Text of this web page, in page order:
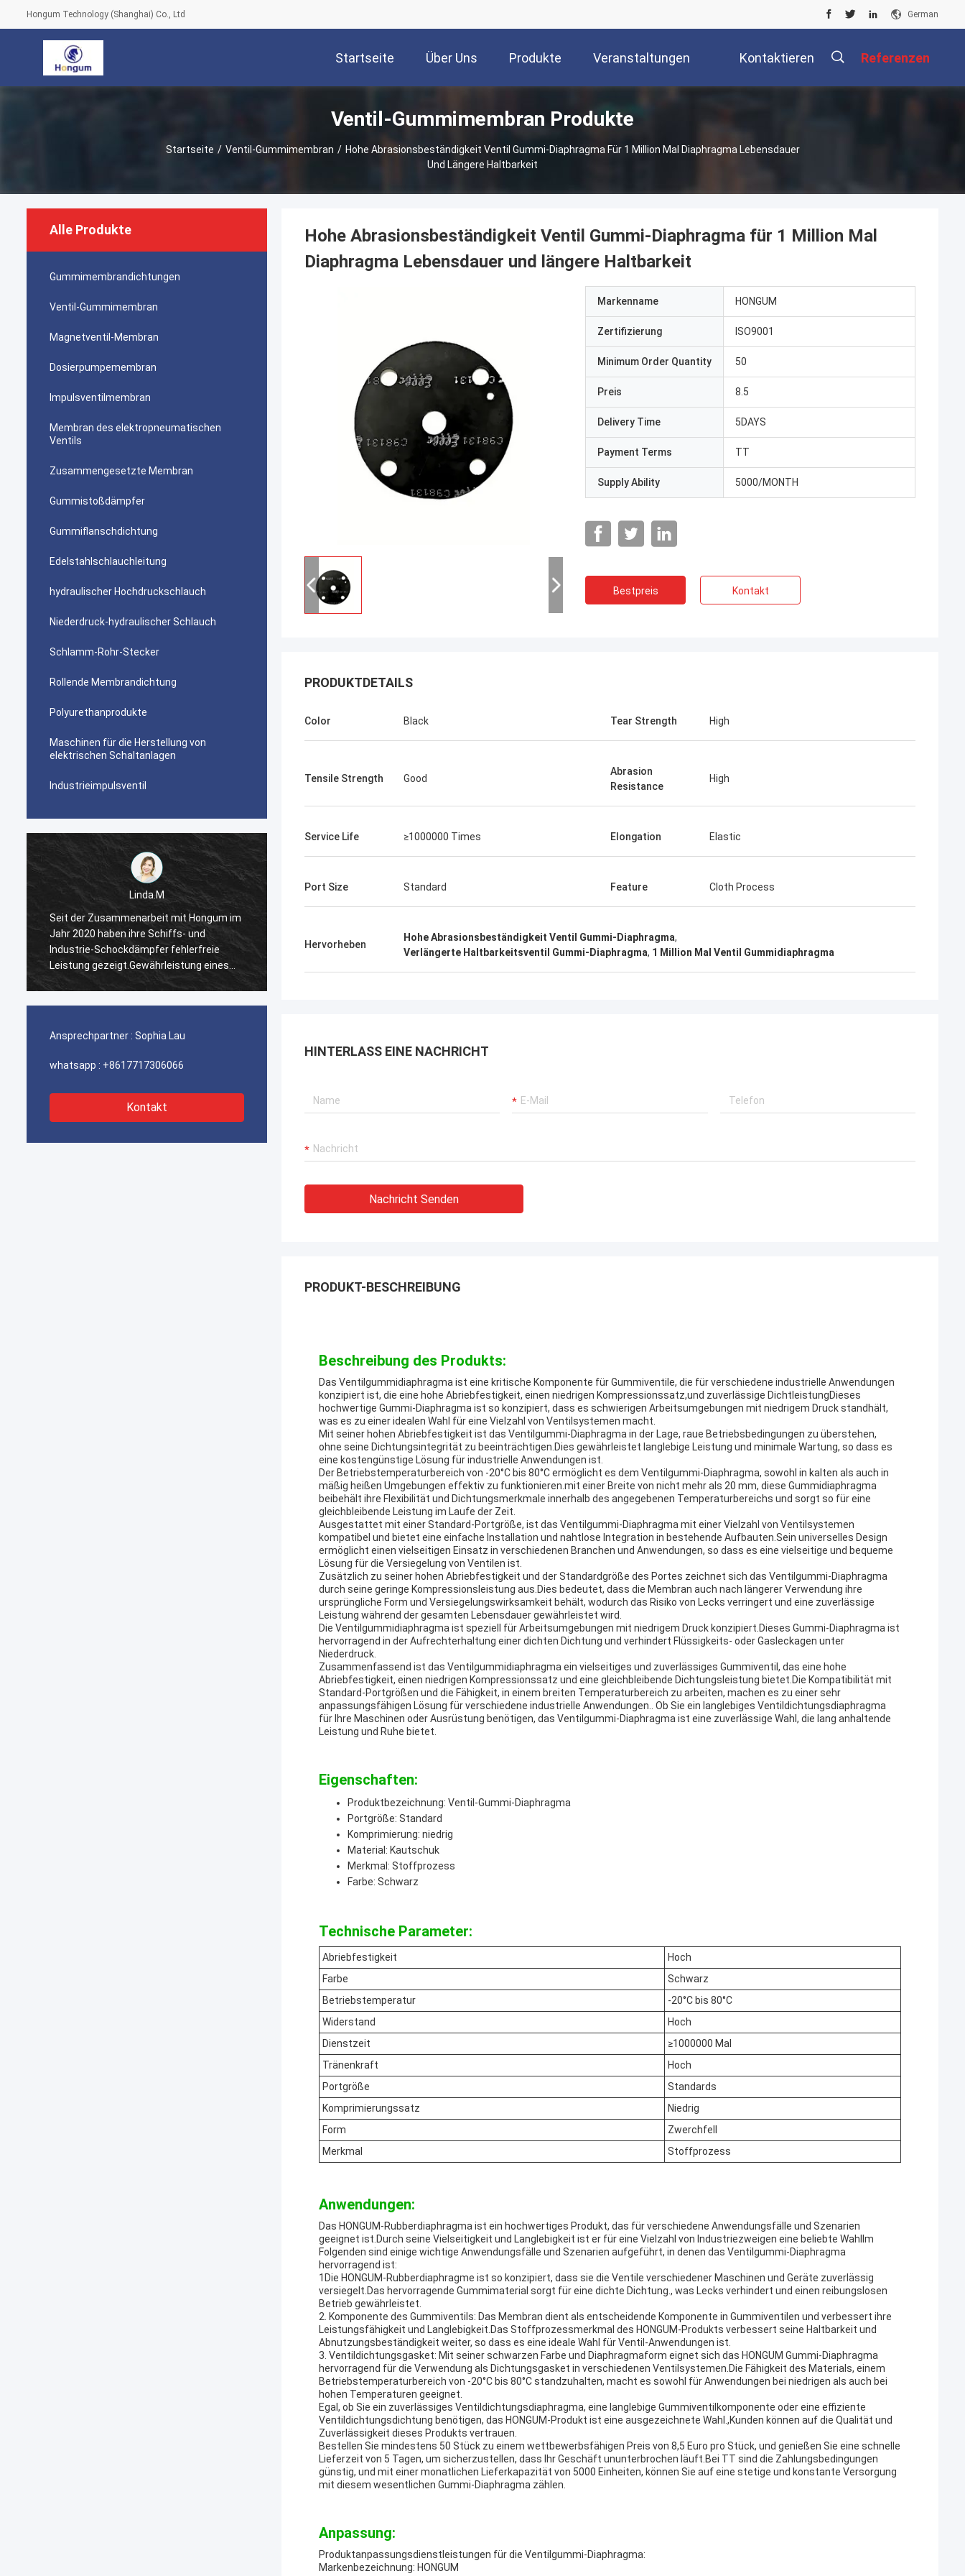
Hongum Technology (Shanghai) Co., Ltd German
Startseite Über Uns Produkte Veranstaltungen Kontaktieren Referenzen
Ventil-Gummimembran Produkte
Startseite / Ventil-Gummimembran / Hohe Abrasionsbeständigkeit Ventil Gummi-Diaphragma Für 1 Million Mal Diaphragma Lebensdauer
Und Längere Haltbarkeit
Alle Produkte
Gummimembrandichtungen
Ventil-Gummimembran
Magnetventil-Membran
Dosierpumpemembran
Impulsventilmembran
Membran des elektropneumatischen
Ventils
Zusammengesetzte Membran
Gummistoßdämpfer
Gummiflanschdichtung
Edelstahlschlauchleitung
hydraulischer Hochdruckschlauch
Niederdruck-hydraulischer Schlauch
Schlamm-Rohr-Stecker
Rollende Membrandichtung
Polyurethanprodukte
Maschinen für die Herstellung von
elektrischen Schaltanlagen
Industrieimpulsventil
Linda.M
Seit der Zusammenarbeit mit Hongum im
Jahr 2020 haben ihre Schiffs- und
Industrie-Schockdämpfer fehlerfreie
Leistung gezeigt.Gewährleistung eines
ununterbrochenen Betriebs unserer
Jahr 2020 haben ihre Schiffs- und
Industrie-Schockdämpfer fehlerfreie
Ansprechpartner : Sophia Lau
whatsapp : +8617717306066
Kontakt
Hohe Abrasionsbeständigkeit Ventil Gummi-Diaphragma für 1 Million Mal
Diaphragma Lebensdauer und längere Haltbarkeit
Markenname HONGUM
Zertifizierung ISO9001
Minimum Order Quantity 50
Preis 8.5
Delivery Time 5DAYS
Payment Terms TT
Supply Ability 5000/MONTH
Bestpreis Kontakt
PRODUKTDETAILS
Color Black Tear Strength High
Tensile Strength Good
Abrasion
Resistance
High
Service Life ≥1000000 Times Elongation Elastic
Port Size Standard Feature Cloth Process
Hervorheben
Hohe Abrasionsbeständigkeit Ventil Gummi-Diaphragma,
Verlängerte Haltbarkeitsventil Gummi-Diaphragma, 1 Million Mal Ventil Gummidiaphragma
HINTERLASS EINE NACHRICHT
Nachricht Senden
PRODUKT-BESCHREIBUNG
Beschreibung des Produkts:
Das Ventilgummidiaphragma ist eine kritische Komponente für Gummiventile, die für verschiedene industrielle Anwendungen
konzipiert ist, die eine hohe Abriebfestigkeit, einen niedrigen Kompressionssatz,und zuverlässige DichtleistungDieses
hochwertige Gummi-Diaphragma ist so konzipiert, dass es schwierigen Arbeitsumgebungen mit niedrigem Druck standhält,
was es zu einer idealen Wahl für eine Vielzahl von Ventilsystemen macht.
Mit seiner hohen Abriebfestigkeit ist das Ventilgummi-Diaphragma in der Lage, raue Betriebsbedingungen zu überstehen,
ohne seine Dichtungsintegrität zu beeinträchtigen.Dies gewährleistet langlebige Leistung und minimale Wartung, so dass es
eine kostengünstige Lösung für industrielle Anwendungen ist.
Der Betriebstemperaturbereich von -20°C bis 80°C ermöglicht es dem Ventilgummi-Diaphragma, sowohl in kalten als auch in
mäßig heißen Umgebungen effektiv zu funktionieren.mit einer Breite von nicht mehr als 20 mm, diese Gummidiaphragma
beibehält ihre Flexibilität und Dichtungsmerkmale innerhalb des angegebenen Temperaturbereichs und sorgt so für eine
gleichbleibende Leistung im Laufe der Zeit.
Ausgestattet mit einer Standard-Portgröße, ist das Ventilgummi-Diaphragma mit einer Vielzahl von Ventilsystemen
kompatibel und bietet eine einfache Installation und nahtlose Integration in bestehende Aufbauten.Sein universelles Design
ermöglicht einen vielseitigen Einsatz in verschiedenen Branchen und Anwendungen, so dass es eine vielseitige und bequeme
Lösung für die Versiegelung von Ventilen ist.
Zusätzlich zu seiner hohen Abriebfestigkeit und der Standardgröße des Portes zeichnet sich das Ventilgummi-Diaphragma
durch seine geringe Kompressionsleistung aus.Dies bedeutet, dass die Membran auch nach längerer Verwendung ihre
ursprüngliche Form und Versiegelungswirksamkeit behält, wodurch das Risiko von Lecks verringert und eine zuverlässige
Leistung während der gesamten Lebensdauer gewährleistet wird.
Die Ventilgummidiaphragma ist speziell für Arbeitsumgebungen mit niedrigem Druck konzipiert.Dieses Gummi-Diaphragma ist
hervorragend in der Aufrechterhaltung einer dichten Dichtung und verhindert Flüssigkeits- oder Gasleckagen unter
Niederdruck.
Zusammenfassend ist das Ventilgummidiaphragma ein vielseitiges und zuverlässiges Gummiventil, das eine hohe
Abriebfestigkeit, einen niedrigen Kompressionssatz und eine gleichbleibende Dichtungsleistung bietet.Die Kompatibilität mit
Standard-Portgrößen und die Fähigkeit, in einem breiten Temperaturbereich zu arbeiten, machen es zu einer sehr
anpassungsfähigen Lösung für verschiedene industrielle Anwendungen.. Ob Sie ein langlebiges Ventildichtungsdiaphragma
für Ihre Maschinen oder Ausrüstung benötigen, das Ventilgummi-Diaphragma ist eine zuverlässige Wahl, die lang anhaltende
Leistung und Ruhe bietet.
Eigenschaften:
Produktbezeichnung: Ventil-Gummi-Diaphragma
Portgröße: Standard
Komprimierung: niedrig
Material: Kautschuk
Merkmal: Stoffprozess
Farbe: Schwarz
Technische Parameter:
Abriebfestigkeit
Hoch
Farbe
Schwarz
Betriebstemperatur
-20°C bis 80°C
Widerstand
Hoch
Dienstzeit
≥1000000 Mal
Tränenkraft
Hoch
Portgröße
Standards
Komprimierungssatz
Niedrig
Form
Zwerchfell
Merkmal
Stoffprozess
Anwendungen:
Das HONGUM-Rubberdiaphragma ist ein hochwertiges Produkt, das für verschiedene Anwendungsfälle und Szenarien
geeignet ist.Durch seine Vielseitigkeit und Langlebigkeit ist er für eine Vielzahl von Industriezweigen eine beliebte WahlIm
Folgenden sind einige wichtige Anwendungsfälle und Szenarien aufgeführt, in denen das Ventilgummi-Diaphragma
hervorragend ist:
1Die HONGUM-Rubberdiaphragme ist so konzipiert, dass sie die Ventile verschiedener Maschinen und Geräte zuverlässig
versiegelt.Das hervorragende Gummimaterial sorgt für eine dichte Dichtung., was Lecks verhindert und einen reibungslosen
Betrieb gewährleistet.
2. Komponente des Gummiventils: Das Membran dient als entscheidende Komponente in Gummiventilen und verbessert ihre
Leistungsfähigkeit und Langlebigkeit.Das Stoffprozessmerkmal des HONGUM-Produkts verbessert seine Haltbarkeit und
Abnutzungsbeständigkeit weiter, so dass es eine ideale Wahl für Ventil-Anwendungen ist.
3. Ventildichtungsgasket: Mit seiner schwarzen Farbe und Diaphragmaform eignet sich das HONGUM Gummi-Diaphragma
hervorragend für die Verwendung als Dichtungsgasket in verschiedenen Ventilsystemen.Die Fähigkeit des Materials, einem
Betriebstemperaturbereich von -20°C bis 80°C standzuhalten, macht es sowohl für Anwendungen bei niedrigen als auch bei
hohen Temperaturen geeignet.
Egal, ob Sie ein zuverlässiges Ventildichtungsdiaphragma, eine langlebige Gummiventilkomponente oder eine effiziente
Ventildichtungsdichtung benötigen, das HONGUM-Produkt ist eine ausgezeichnete Wahl.,Kunden können auf die Qualität und
Zuverlässigkeit dieses Produkts vertrauen.
Bestellen Sie mindestens 50 Stück zu einem wettbewerbsfähigen Preis von 8,5 Euro pro Stück, und genießen Sie eine schnelle
Lieferzeit von 5 Tagen, um sicherzustellen, dass Ihr Geschäft ununterbrochen läuft.Bei TT sind die Zahlungsbedingungen
günstig, und mit einer monatlichen Lieferkapazität von 5000 Einheiten, können Sie auf eine stetige und konstante Versorgung
mit diesem wesentlichen Gummi-Diaphragma zählen.
Anpassung:
Produktanpassungsdienstleistungen für die Ventilgummi-Diaphragma:
Markenbezeichnung: HONGUM